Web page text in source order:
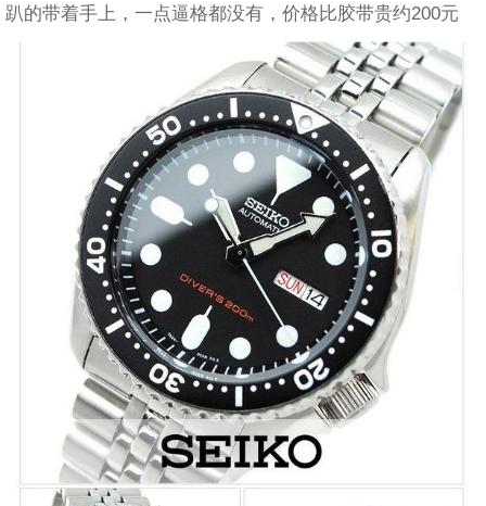
趴的带着手上，一点逼格都没有，价格比胶带贵约200元